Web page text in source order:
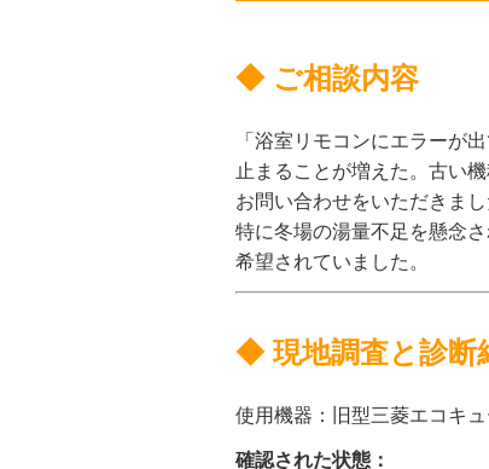
◆ ご相談内容
「浴室リモコンにエラーが
止まることが増えた。古い
お問い合わせをいただきまし
特に冬場の湯量不足を懸念
希望されていました。
◆ 現地調査と診断
使用機器：旧型三菱エコキ
確認された状態：